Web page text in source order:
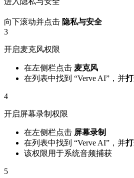
向下滚动并点击 隐私与安全
3
开启麦克风权限
在左侧栏点击 麦克风
在列表中找到 “Verve AI”，并
4
开启屏幕录制权限
在左侧栏点击 屏幕录制
在列表中找到 “Verve AI”，并
该权限用于系统音频捕获
5